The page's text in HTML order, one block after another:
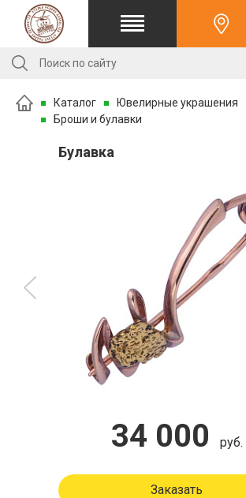
Каталог
Ювелирные украшения
Броши и булавки
Булавка
34 000 руб.
Заказать